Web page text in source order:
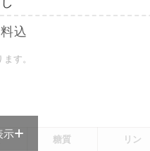
※メニューの補足
込
す。
糖質 リン
示